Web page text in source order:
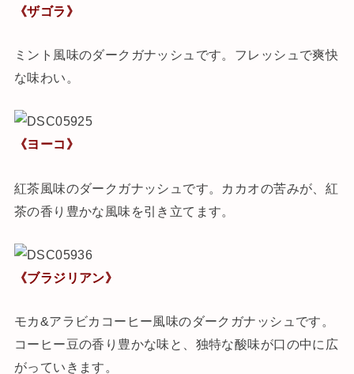
《ザゴラ》
ミント風味のダークガナッシュです。フレッシュで爽快
な味わい。
《ヨーコ》
紅茶風味のダークガナッシュです。カカオの苦みが、紅
茶の香り豊かな風味を引き立てます。
《ブラジリアン》
モカ&アラビカコーヒー風味のダークガナッシュです。
コーヒー豆の香り豊かな味と、独特な酸味が口の中に広
がっていきます。